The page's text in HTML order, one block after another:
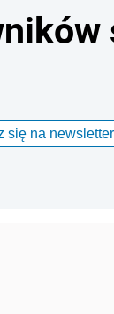
się na newsletter